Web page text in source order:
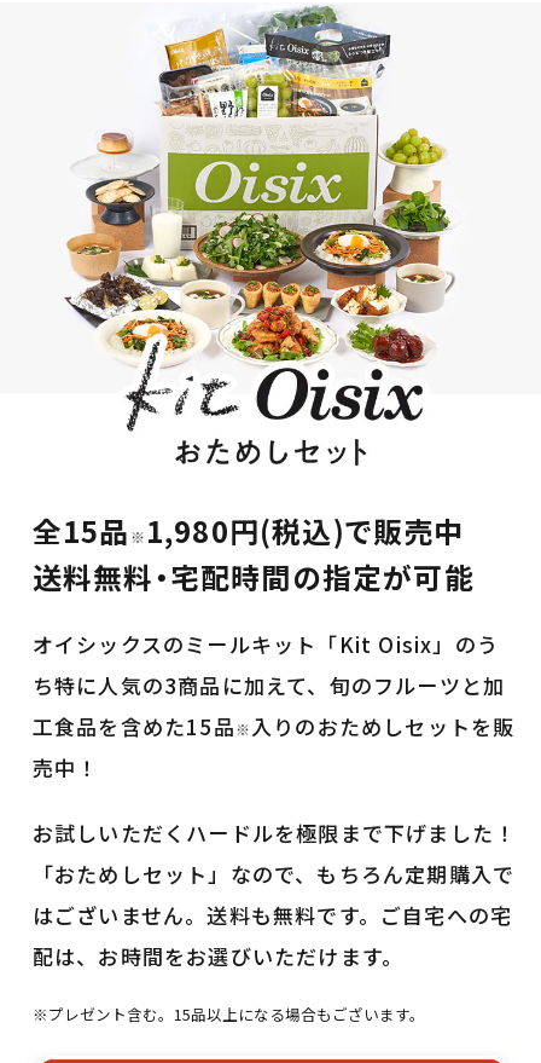
全15品 ※ 1,980円(税込)で販売中
送料無料・宅配時間の指定が可能
オイシックスのミールキット「Kit Oisix」のう
ち特に人気の3商品に加えて、旬のフルーツと加
工食品を含めた15品※ 入りのおためしセットを販
売中！
お試しいただくハードルを極限まで下げました！
「おためしセット」なので、もちろん定期購入で
はございません。送料も無料です。ご自宅への宅
配は、お時間をお選びいただけます。
※プレゼント含む。15品以上になる場合もございます。